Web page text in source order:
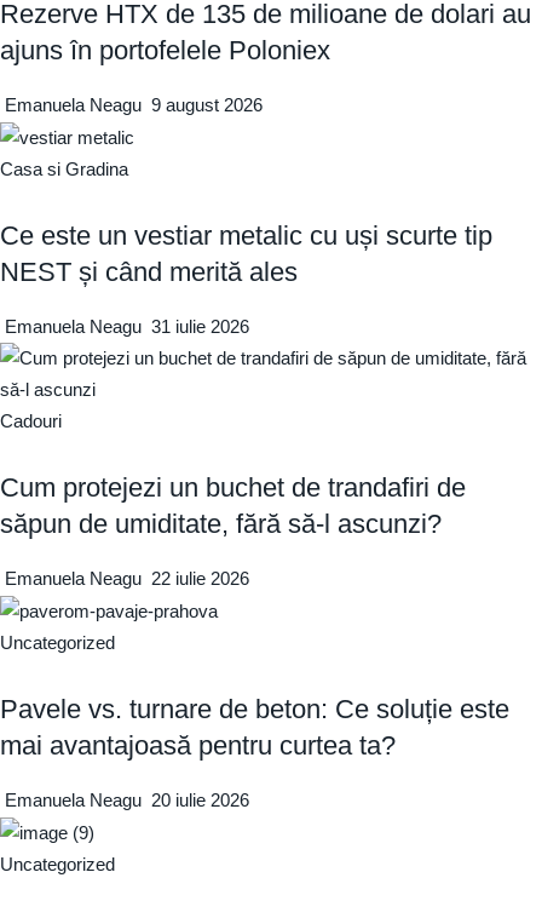
Rezerve HTX de 135 de milioane de dolari au
ajuns în portofelele Poloniex
Emanuela Neagu 9 august 2026
Casa si Gradina
Ce este un vestiar metalic cu uși scurte tip
NEST și când merită ales
Emanuela Neagu 31 iulie 2026
Cadouri
Cum protejezi un buchet de trandafiri de
săpun de umiditate, fără să-l ascunzi?
Emanuela Neagu 22 iulie 2026
Uncategorized
Pavele vs. turnare de beton: Ce soluție este
mai avantajoasă pentru curtea ta?
Emanuela Neagu 20 iulie 2026
Uncategorized